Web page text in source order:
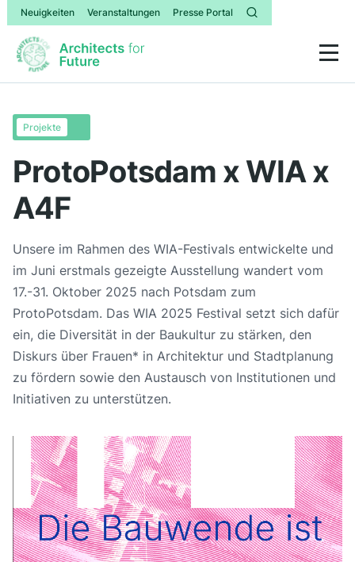
Neuigkeiten Veranstaltungen Presse Portal
Projekte
ProtoPotsdam x WIA x
A4F
Unsere im Rahmen des WIA-Festivals entwickelte und
im Juni erstmals gezeigte Ausstellung wandert vom
17.-31. Oktober 2025 nach Potsdam zum
ProtoPotsdam. Das WIA 2025 Festival setzt sich dafür
ein, die Diversität in der Baukultur zu stärken, den
Diskurs über Frauen* in Architektur und Stadtplanung
zu fördern sowie den Austausch von Institutionen und
Initiativen zu unterstützen.